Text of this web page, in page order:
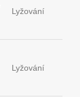
Lyžování
Lyžování